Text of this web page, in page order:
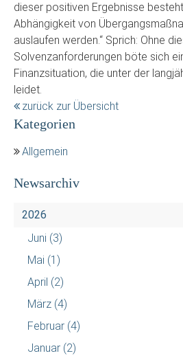
dieser positiven Ergebnisse
Abhängigkeit von
auslaufen werden.“ Sprich: Ohne
Solvenzanforderungen böte sich
Finanzsituation, die unter der
leidet.
zurück zur Übersicht
Kategorien
Allgemein
Newsarchiv
2026
Juni (3)
Mai (1)
April (2)
März (4)
Februar (4)
Januar (2)